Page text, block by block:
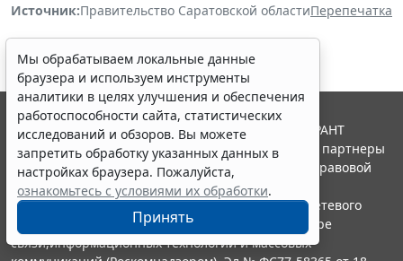
Источник:Правительство Саратовской областиПерепечатка
Мы обрабатываем локальные данные
браузера и используем инструменты
аналитики в целях улучшения и обеспечения
работоспособности сайта, статистических
исследований и обзоров. Вы можете
запретить обработку указанных данных в
настройках браузера. Пожалуйста,
ознакомьтесь с условиями их обработки.
Принять
© ООО "НПП "ГАРАНТ-СЕРВИС", 2026. Система ГАРАНТ
выпускается с 1990 года. Компания "Гарант" и ее партнеры
являются участниками Российской ассоциации правовой
информации ГАРАНТ.
Портал ГАРАНТ.РУ зарегистрирован в качестве сетевого
издания Федеральной службой по надзору в сфере
связи,информационных технологий и массовых